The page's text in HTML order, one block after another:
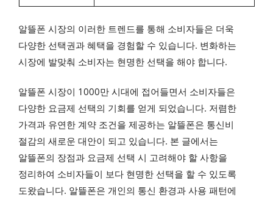
알뜰폰 시장의 이러한 트렌드를 통해 소비자들은 더욱
다양한 선택권과 혜택을 경험할 수 있습니다. 변화하는
시장에 발맞춰 소비자는 현명한 선택을 해야 합니다.
알뜰폰 시장이 1000만 시대에 접어들면서 소비자들은
다양한 요금제 선택의 기회를 얻게 되었습니다. 저렴한
가격과 유연한 계약 조건을 제공하는 알뜰폰은 통신비
절감의 새로운 대안이 되고 있습니다. 본 글에서는
알뜰폰의 장점과 요금제 선택 시 고려해야 할 사항을
정리하여 소비자들이 보다 현명한 선택을 할 수 있도록
도왔습니다. 알뜰폰은 개인의 통신 환경과 사용 패턴에